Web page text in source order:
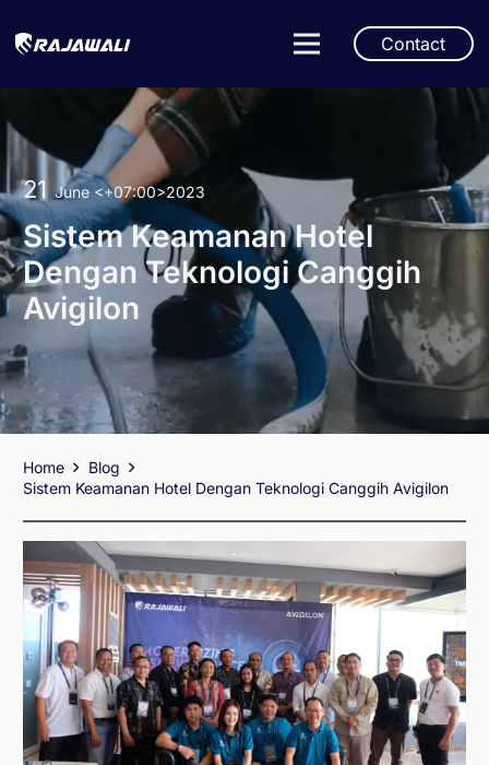
Contact
21 June <+07:00>2023
Sistem Keamanan Hotel
Dengan Teknologi Canggih
Avigilon
Home
Blog
Sistem Keamanan Hotel Dengan Teknologi Canggih Avigilon